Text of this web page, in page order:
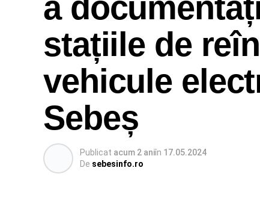
stațiile de
vehicule
Sebeș
Publicat acum 2 aniîn 17.05.2024
De sebesinfo.ro